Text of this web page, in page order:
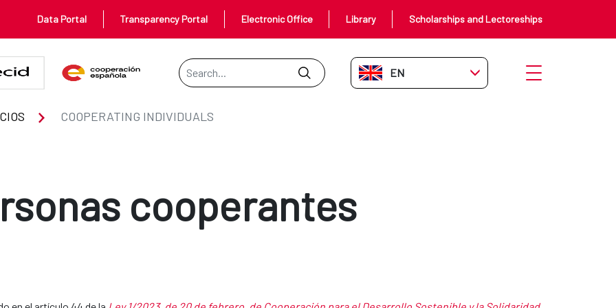
Data Portal Transparency Portal Electronic Office Library Scholarships and Lectoreships
Search Bar
EN-GB Open menu
COOPERATING INDIVIDUALS
cooperantes